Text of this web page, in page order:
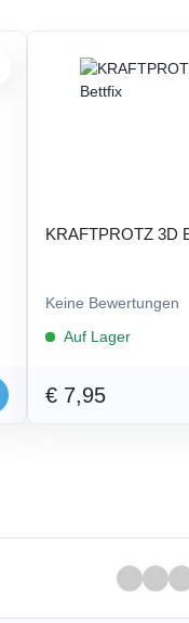
KRAFTPROTZ 3D
Keine Bewertungen
Auf Lager
€ 7,95